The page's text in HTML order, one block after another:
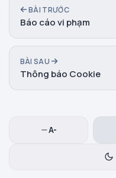
BÀI TRƯỚC
Báo cáo vi phạm
BÀI SAU
Thông báo Cookie
A-